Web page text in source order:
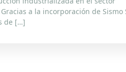
a la incorporación de Sismo
de […]